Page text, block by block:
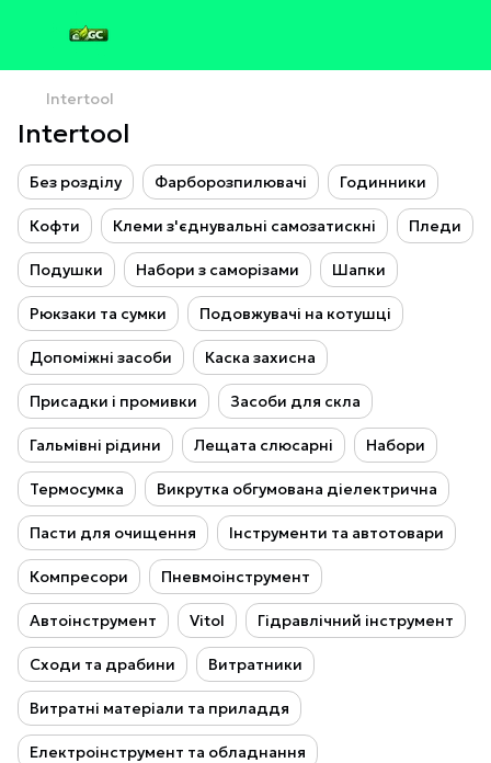
Intertool
Intertool
Без розділу Фарборозпилювачі Годинники
Кофти Клеми з'єднувальні самозатискні Пледи
Подушки Набори з саморізами Шапки
Рюкзаки та сумки Подовжувачі на котушці
Допоміжні засоби Каска захисна
Присадки і промивки Засоби для скла
Гальмівні рідини Лещата слюсарні Набори
Термосумка Викрутка обгумована діелектрична
Пасти для очищення Інструменти та автотовари
Компресори Пневмоінструмент
Автоінструмент Vitol Гідравлічний інструмент
Сходи та драбини Витратники
Витратні матеріали та приладдя
Електроінструмент та обладнання